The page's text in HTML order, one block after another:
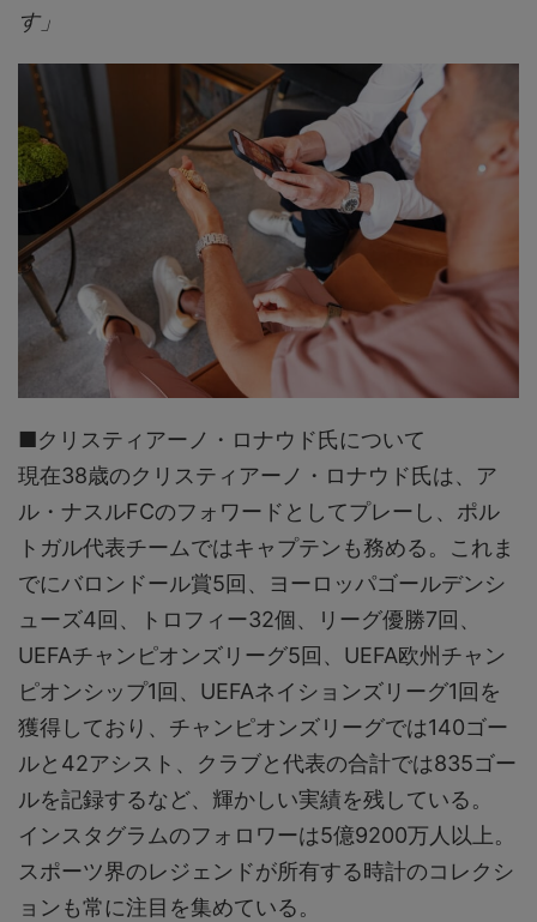
す」
■クリスティアーノ・ロナウド氏について
現在38歳のクリスティアーノ・ロナウド氏は、ア
ル・ナスルFCのフォワードとしてプレーし、ポル
トガル代表チームではキャプテンも務める。これま
でにバロンドール賞5回、ヨーロッパゴールデンシ
ューズ4回、トロフィー32個、リーグ優勝7回、
UEFAチャンピオンズリーグ5回、UEFA欧州チャン
ピオンシップ1回、UEFAネイションズリーグ1回を
獲得しており、チャンピオンズリーグでは140ゴー
ルと42アシスト、クラブと代表の合計では835ゴー
ルを記録するなど、輝かしい実績を残している。
インスタグラムのフォロワーは5億9200万人以上。
スポーツ界のレジェンドが所有する時計のコレクシ
ョンも常に注目を集めている。